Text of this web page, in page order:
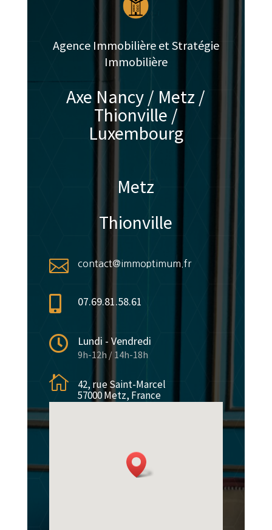
Agence Immobilière et Stratégie
Immobilière
Axe Nancy / Metz /
Thionville /
Luxembourg
Metz
Thionville
 contact@immoptimum.fr
 07.69.81.58.61
 Lundi - Vendredi
9h-12h / 14h-18h

42, rue Saint-Marcel
57000 Metz, France